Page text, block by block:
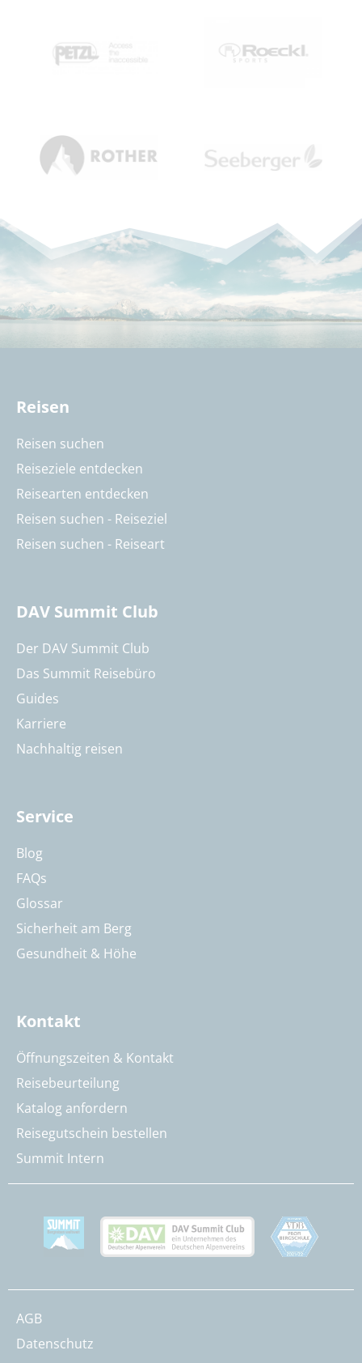
Reisen
Reisen suchen
Reiseziele entdecken
Reisearten entdecken
Reisen suchen - Reiseziel
Reisen suchen - Reiseart
DAV Summit Club
Der DAV Summit Club
Das Summit Reisebüro
Guides
Karriere
Nachhaltig reisen
Service
Blog
FAQs
Glossar
Sicherheit am Berg
Gesundheit & Höhe
Kontakt
Öffnungszeiten & Kontakt
Reisebeurteilung
Katalog anfordern
Reisegutschein bestellen
Summit Intern
AGB
Datenschutz